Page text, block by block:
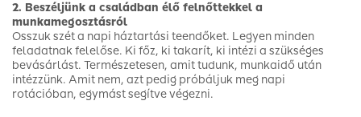
2. Beszéljünk a családban élő felnőttekkel a
munkamegosztásról
Osszuk szét a napi háztartási teendőket. Legyen minden
feladatnak felelőse. Ki főz, ki takarít, ki intézi a szükséges
bevásárlást. Természetesen, amit tudunk, munkaidő után
intézzünk. Amit nem, azt pedig próbáljuk meg napi
rotációban, egymást segítve végezni.